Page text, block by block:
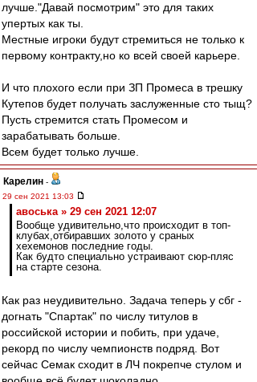
лучше."Давай посмотрим" это для таких
упертых как ты.
Местные игроки будут стремиться не только к
первому контракту,но ко всей своей карьере.
И что плохого если при ЗП Промеса в трешку
Кутепов будет получать заслуженные сто тыщ?
Пусть стремится стать Промесом и
зарабатывать больше.
Всем будет только лучше.
Карелин -
29 сен 2021 13:03
авоська » 29 сен 2021 12:07
Вообще удивительно,что происходит в топ-
клубах,отбиравших золото у сраных
хехемонов последние годы.
Как будто специально устраивают сюр-пляс
на старте сезона.
Как раз неудивительно. Задача теперь у сбг -
догнать "Спартак" по числу титулов в
российской истории и побить, при удаче,
рекорд по числу чемпионств подряд. Вот
сейчас Семак сходит в ЛЧ покрепче стулом и